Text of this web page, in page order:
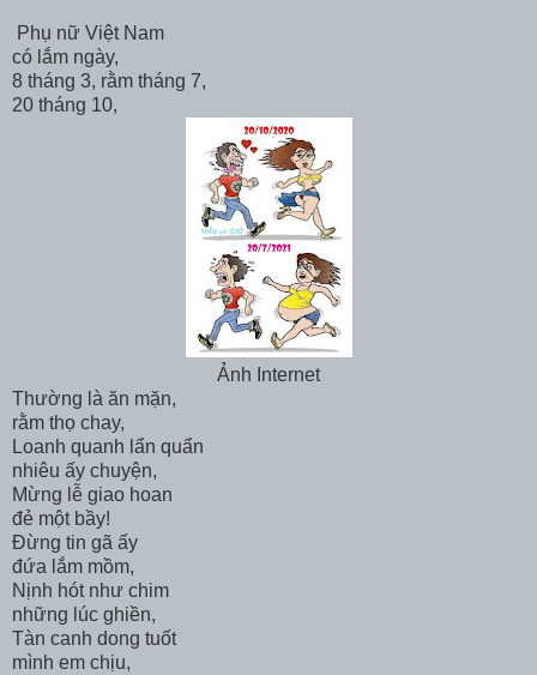
Phụ nữ Việt Nam
có lắm ngày,
8 tháng 3, rằm tháng 7,
20 tháng 10,
Ảnh Internet
Thường là ăn mặn,
rằm thọ chay,
Loanh quanh lẩn quẩn
nhiêu ấy chuyện,
Mừng lễ giao hoan
đẻ một bầy!
Đừng tin gã ấy
đứa lắm mồm,
Nịnh hót như chim
những lúc ghiền,
Tàn canh dong tuốt
mình em chịu,